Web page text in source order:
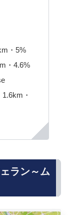
・5%
・4.6%
・
ラン～ム